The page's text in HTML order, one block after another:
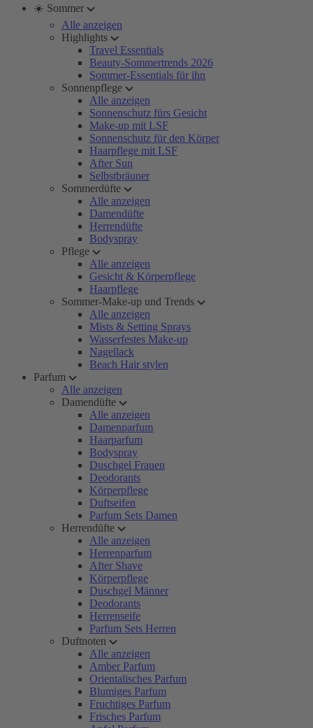
☀️ Sommer
Alle anzeigen
Highlights
Travel Essentials
Beauty-Sommertrends 2026
Sommer-Essentials für ihn
Sonnenpflege
Alle anzeigen
Sonnenschutz fürs Gesicht
Make-up mit LSF
Sonnenschutz für den Körper
Haarpflege mit LSF
After Sun
Selbstbräuner
Sommerdüfte
Alle anzeigen
Damendüfte
Herrendüfte
Bodyspray
Pflege
Alle anzeigen
Gesicht & Körperpflege
Haarpflege
Sommer-Make-up und Trends
Alle anzeigen
Mists & Setting Sprays
Wasserfestes Make-up
Nagellack
Beach Hair stylen
Parfum
Alle anzeigen
Damendüfte
Alle anzeigen
Damenparfum
Haarparfum
Bodyspray
Duschgel Frauen
Deodorants
Körperpflege
Duftseifen
Parfum Sets Damen
Herrendüfte
Alle anzeigen
Herrenparfum
After Shave
Körperpflege
Duschgel Männer
Deodorants
Herrenseife
Parfum Sets Herren
Duftnoten
Alle anzeigen
Amber Parfum
Orientalisches Parfum
Blumiges Parfum
Fruchtiges Parfum
Frisches Parfum